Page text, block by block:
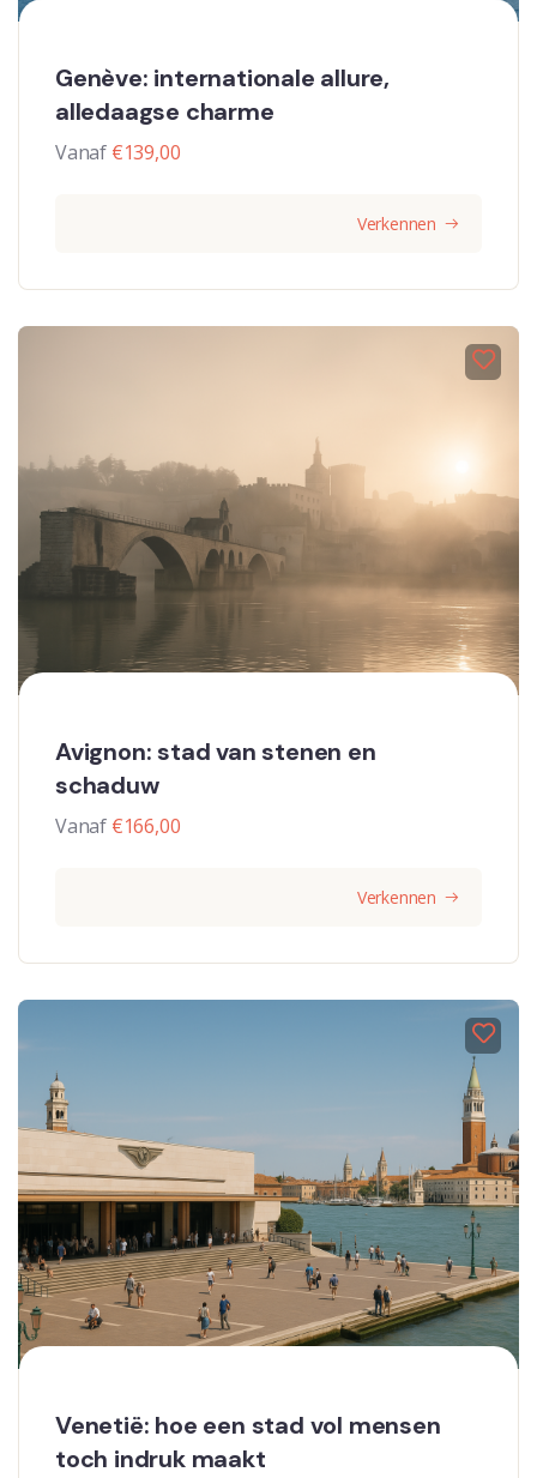
Genève: internationale allure,
alledaagse charme
Vanaf €139,00
Verkennen
Avignon: stad van stenen en
schaduw
Vanaf €166,00
Verkennen
Venetië: hoe een stad vol mensen
toch indruk maakt